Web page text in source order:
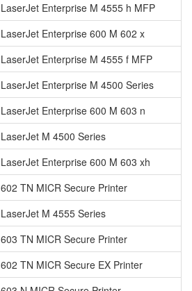
LaserJet Enterprise M 4555 h MFP
LaserJet Enterprise 600 M 602 x
LaserJet Enterprise M 4555 f MFP
LaserJet Enterprise M 4500 Series
LaserJet Enterprise 600 M 603 n
LaserJet M 4500 Series
LaserJet Enterprise 600 M 603 xh
602 TN MICR Secure Printer
LaserJet M 4555 Series
603 TN MICR Secure Printer
602 TN MICR Secure EX Printer